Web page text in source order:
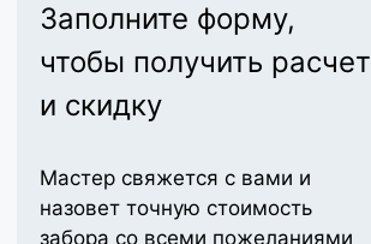
Заполните форму,
чтобы получить расчет
и скидку
Мастер свяжется с вами и
назовет точную стоимость
забора со всеми пожеланиями